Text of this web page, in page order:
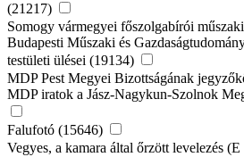
(21217)
Somogy vármegyei főszolgabírói
Budapesti Műszaki és
testületi ülései (19134)
MDP Pest Megyei Bizottságának
MDP iratok a Jász-Nagykun-Szolnok
Falufotó (15646)
Vegyes, a kamara által őrzött levelezés